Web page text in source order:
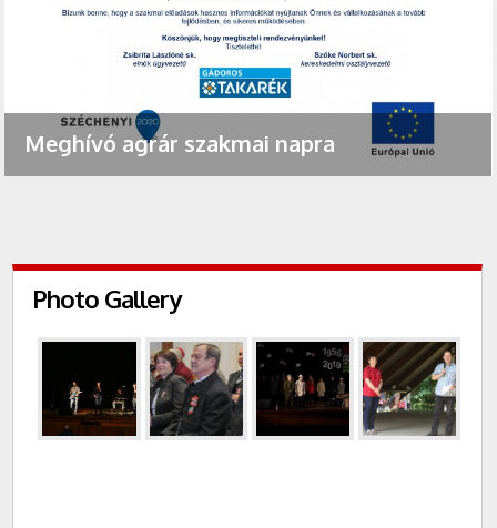
Meghívó agrár szakmai napra
Photo Gallery